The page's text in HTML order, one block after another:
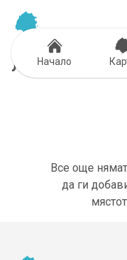
Любими
Все още
да ги
Начало